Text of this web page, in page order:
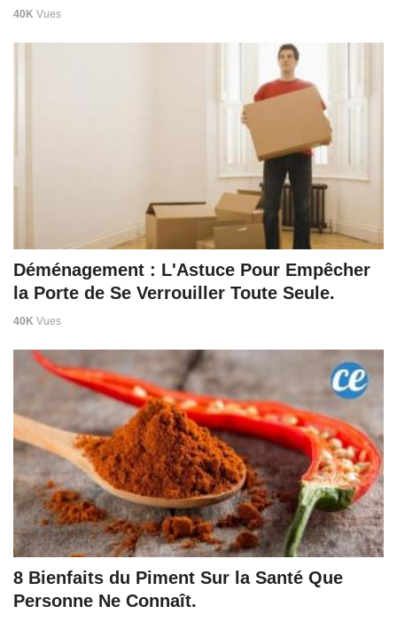
40K Vues
Déménagement : L'Astuce Pour Empêcher
la Porte de Se Verrouiller Toute Seule.
40K Vues
8 Bienfaits du Piment Sur la Santé Que
Personne Ne Connaît.